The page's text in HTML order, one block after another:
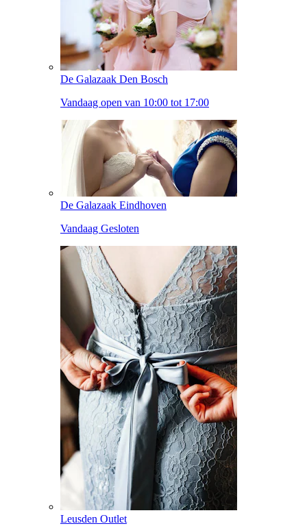
De Galazaak Den Bosch
Vandaag open van 10:00 tot 17:00
De Galazaak Eindhoven
Vandaag Gesloten
Leusden Outlet